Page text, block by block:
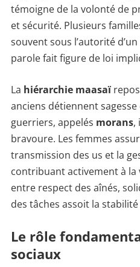
témoigne de la volonté de
et sécurité. Plusieurs
souvent sous l’autorité
parole fait figure de loi
La hiérarchie maasaï
anciens détiennent
guerriers, appelés morans,
bravoure. Les femmes
transmission des us et la
contribuant activement à la
entre respect des aînés,
des tâches assoit la
Le rôle
sociaux